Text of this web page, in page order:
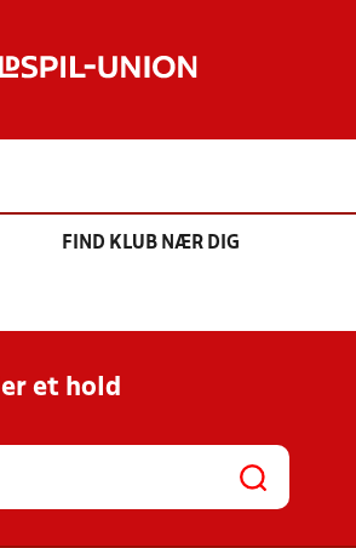
FIND KLUB NÆR DIG
et hold